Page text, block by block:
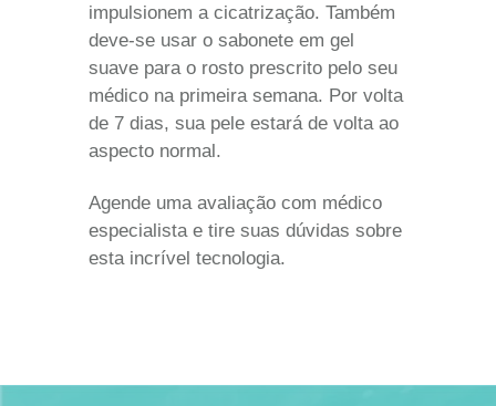
impulsionem a cicatrização. Também
deve-se usar o sabonete em gel
suave para o rosto prescrito pelo seu
médico na primeira semana. Por volta
de 7 dias, sua pele estará de volta ao
aspecto normal.
Agende uma avaliação com médico
especialista e tire suas dúvidas sobre
esta incrível tecnologia.